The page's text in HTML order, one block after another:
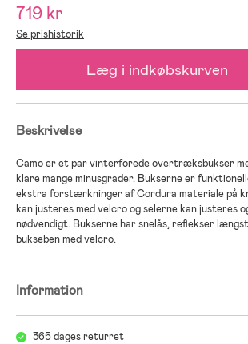
719 kr
Se prishistorik
Læg i indkøbskurven
Beskrivelse
Camo er et par vinterforede overtræksbukser
klare mange minusgrader. Bukserne er
ekstra forstærkninger af Cordura materiale på
kan justeres med velcro og selerne kan justeres
nødvendigt. Bukserne har snelås, reflekser
bukseben med velcro.
Information
365 dages returret